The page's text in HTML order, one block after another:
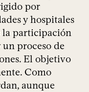
por
y hospitales
la participación
proceso de
El objetivo
Como
aunque